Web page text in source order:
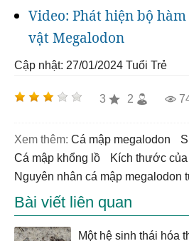
Video: Phát hiện bộ
vật Megalodon
Cập nhật: 27/01/2024 Tuổi Trẻ
3 2
Xem thêm: cá mập megalodon
cá mập khổng lồ
kích thước
nguyên nhân cá mập megalodon
Bài viết liên quan
Một hệ sinh thái hóa